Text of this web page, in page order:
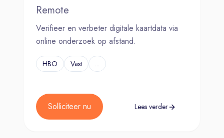
Remote
Verifieer en verbeter digitale kaartdata via
online onderzoek op afstand.
HBO Vast ...
Solliciteer nu Lees verder